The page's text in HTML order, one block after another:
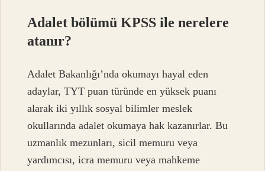
Adalet bölümü KPSS ile nerelere
atanır?
Adalet Bakanlığı’nda okumayı hayal eden
adaylar, TYT puan türünde en yüksek puanı
alarak iki yıllık sosyal bilimler meslek
okullarında adalet okumaya hak kazanırlar. Bu
uzmanlık mezunları, sicil memuru veya
yardımcısı, icra memuru veya mahkeme